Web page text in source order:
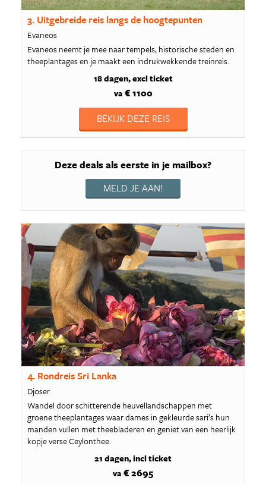
3. Uitgebreide reis langs de hoogtepunten
Evaneos
Evaneos neemt je mee naar tempels, historische steden en
theeplantages en je maakt een indrukwekkende treinreis.
18 dagen excl ticket
va€ 1100
BEKIJK DEZE REIS
Deze deals als eerste in je mailbox?
MELD JE AAN!
4. Rondreis Sri Lanka
Djoser
Wandel door schitterende heuvellandschappen met
groene theeplantages waar dames in gekleurde sari’s hun
manden vullen met theebladeren en geniet van een heerlijk
kopje verse Ceylonthee.
21 dagen incl ticket
va € 2695